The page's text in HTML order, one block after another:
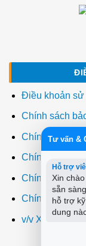
Điều khoản sử
Chính sách
Chính sách
Chính sách
Chính sách
Chính sách
v/v Xuất hóa
Tư vấn &
Hỗ trợ
Xin
sẵn
hỗ trợ
dung